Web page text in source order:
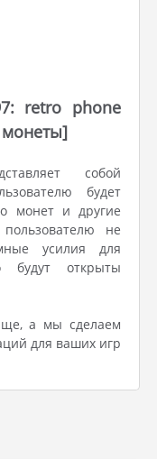
retro phone
собой
будет
монет и другие
не
усилия для
будут открыты
а мы сделаем
для ваших игр